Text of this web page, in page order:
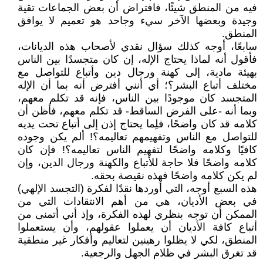
فيه من المنطق شيئًا، فافتراض أن بعض الجماعات تقية
وجيدة وبعضها الآخر سيء وجاحد هو تعميم لا يوافق
المنطق.
سابعًا، أوجه كذلك سؤال نقدي لأصحاب هذه الديانات،
فأقول أنه لماذا يحتاج الإله، إن كان متجسدًا بين الناس
بهيئة مادية، إلى كهنة ورجال دين وأتباع للتواصل مع
مختلف أتباع البشر؟؛ أي أنني أفترض أنه بما أن الإله
المتجسد كان موجودًا بين الناس، فإنه قد تكلم معهم،
وبما أنه -على الفرض الساقط- قد تكلم معهم، فأظن أن
كلامه قد كان واضحًا، فلِما يحتاج إذن إلى أتباع تحت يديه
للتواصل مع الناس وتفهيمهم تعاليمه؟! ألم يكن وجوده
كافيًا وكلامه واضحًا لتفهيم الناس تعاليمه؟! فإن كان
كلامه واضحًا فلا حاجة للأتباع والكهنة ورجال الدين، وإن
لم يكن كلامه واضحًا فهذه نقيصة بحقه.
هذه السبع أوجه، التي أوردها نقدًا لفكرة (التجسد الإلهي)
في بعض الأديان، هي من أهم الانتقادات التي من
الممكن أن توجه بنظري لهذه الفكرة، وإذ أني أتمنى من
أتباع كافة الأديان أن يعملوا عقولهم، وأن يستعملوا
المنطق، لكي لا يظلوا رهينين لتعاليم وأفكار غير منطقية
قد تغرق البشر في ظلام الجهل والرجعية.